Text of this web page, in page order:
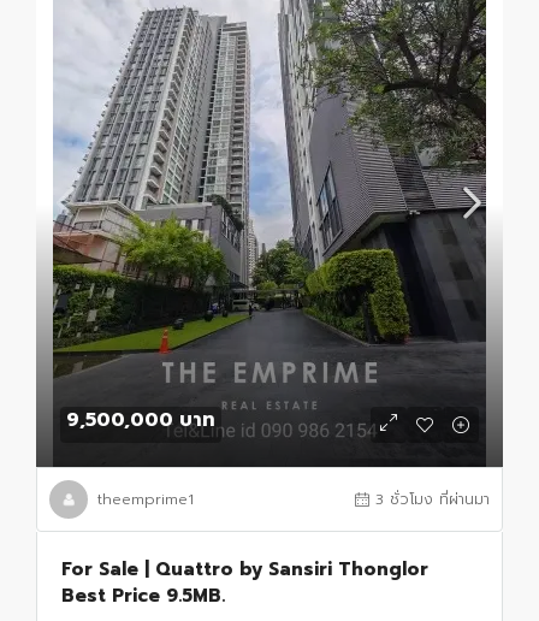
9,500,000 บาท
theemprime1 3 ชั่วโมง ที่ผ่านมา
For Sale | Quattro by Sansiri Thonglor
Best Price 9.5MB.